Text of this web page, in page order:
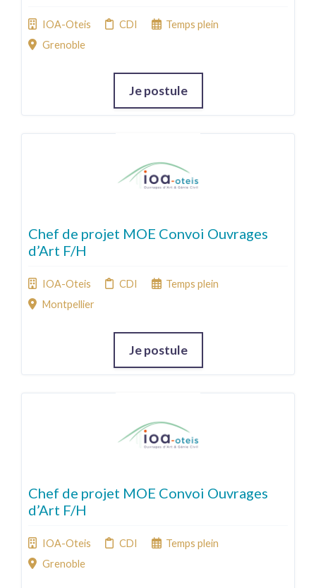
IOA-Oteis CDI
Temps plein
Grenoble
Je postule
Chef de projet MOE Convoi Ouvrages
d’Art F/H
IOA-Oteis CDI
Temps plein
Montpellier
Je postule
Chef de projet MOE Convoi Ouvrages
d’Art F/H
IOA-Oteis CDI
Temps plein
Grenoble